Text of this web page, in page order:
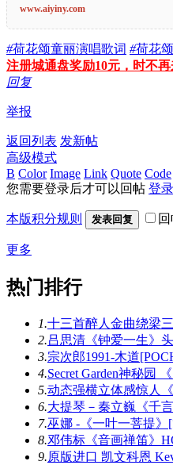
www.aiyiny.com
#荷花颂童丽演唱歌词 #荷花
注册城通盘奖励10元，时不再
回复
举报
返回列表 发新帖
高级模式
B Color Image Link Quote Code
您需要登录后才可以回帖 登录
本版积分规则 发表回复
更多
热门排行
1.十三首醉人金曲绕梁
2.吕思清《钟爱一生》
3.宗次郎1991-木道
4.Secret Garden神秘园
5.动态强横立体感惊人
6.大提琴－秦立巍《千
7.巫娜 -《一叶一菩提》
8.邓伟标《音画禅笛》
9.原版进口 凯文科恩